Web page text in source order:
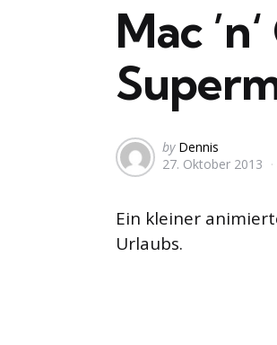
Mac
Posted
by
by Dennis
27. Oktober 2013
Ein kleiner
Urlaubs.